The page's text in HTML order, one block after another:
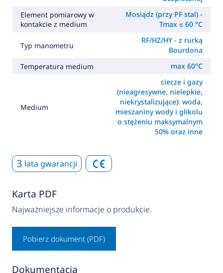
Element pomiarowy w
kontakcie z medium
Mosiądz (przy PF stal) -
Tmax ≤ 60 °C
Typ manometru
RF/HZ/HY - z rurką
Bourdona
Temperatura medium
max 60°C
Medium
ciecze i gazy
(nieagresywne, nielepkie,
niekrystalizujące): woda,
mieszaniny wody i glikolu
o stężeniu maksymalnym
50% oraz inne
3 lata gwarancji
Karta PDF
Najważniejsze informacje o produkcie.
Pobierz dokument (PDF)
Dokumentacja